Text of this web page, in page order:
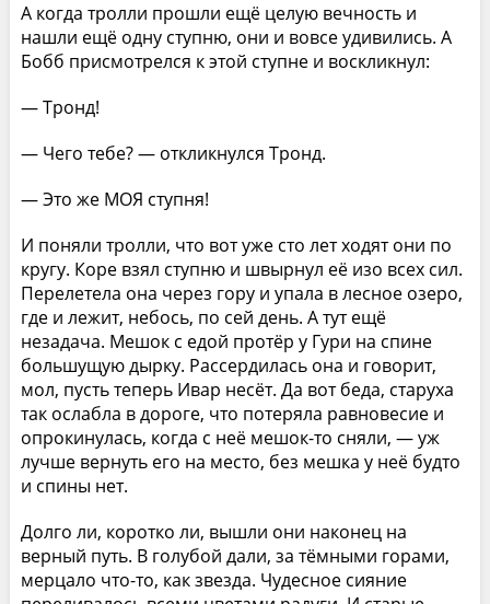
А когда тролли прошли ещё целую вечность и
нашли ещё одну ступню, они и вовсе удивились. А
Бобб присмотрелся к этой ступне и воскликнул:
— Тронд!
— Чего тебе? — откликнулся Тронд.
— Это же МОЯ ступня!
И поняли тролли, что вот уже сто лет ходят они по
кругу. Коре взял ступню и швырнул её изо всех сил.
Перелетела она через гору и упала в лесное озеро,
где и лежит, небось, по сей день. А тут ещё
незадача. Мешок с едой протёр у Гури на спине
большущую дырку. Рассердилась она и говорит,
мол, пусть теперь Ивар несёт. Да вот беда, старуха
так ослабла в дороге, что потеряла равновесие и
опрокинулась, когда с неё мешок-то сняли, — уж
лучше вернуть его на место, без мешка у неё будто
и спины нет.
Долго ли, коротко ли, вышли они наконец на
верный путь. В голубой дали, за тёмными горами,
мерцало что-то, как звезда. Чудесное сияние